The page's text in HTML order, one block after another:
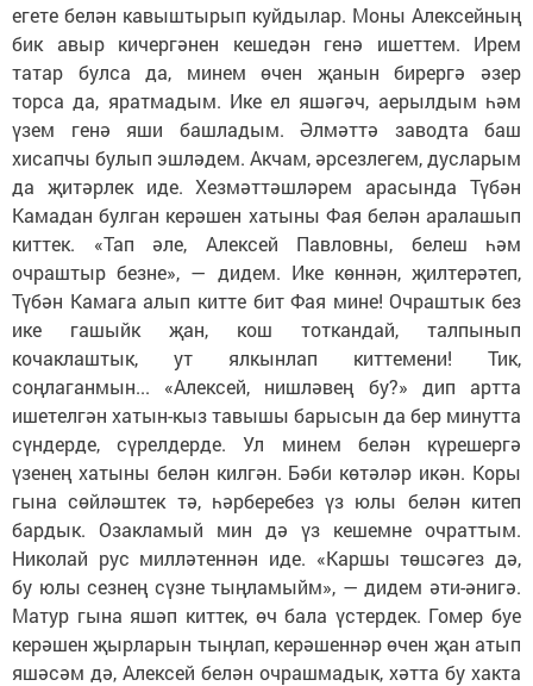
егете белән кавыштырып куйдылар. Моны Алексейның
бик авыр кичергәнен кешедән генә ишеттем. Ирем
татар булса да, минем өчен җанын бирергә әзер
торса да, яратмадым. Ике ел яшәгәч, аерылдым һәм
үзем генә яши башладым. Әлмәттә заводта баш
хисапчы булып эшләдем. Акчам, әрсезлегем, дусларым
да җитәрлек иде. Хезмәттәшләрем арасында Түбән
Камадан булган керәшен хатыны Фая белән аралашып
киттек. «Тап әле, Алексей Павловны, белеш һәм
очраштыр безне», — дидем. Ике көннән, җилтерәтеп,
Түбән Камага алып китте бит Фая мине! Очраштык без
ике гашыйк җан, кош тоткандай, талпынып
кочаклаштык, ут ялкынлап киттемени! Тик,
соңлаганмын... «Алексей, нишләвең бу?» дип артта
ишетелгән хатын-кыз тавышы барысын да бер минутта
сүндерде, сүрелдерде. Ул минем белән күрешергә
үзенең хатыны белән килгән. Бәби көтәләр икән. Коры
гына сөйләштек тә, һәрберебез үз юлы белән китеп
бардык. Озакламый мин дә үз кешемне очраттым.
Николай рус милләтеннән иде. «Каршы төшсәгез дә,
бу юлы сезнең сүзне тыңламыйм», — дидем әти-әнигә.
Матур гына яшәп киттек, өч бала үстердек. Гомер буе
керәшен җырларын тыңлап, керәшеннәр өчен җан атып
яшәсәм дә, Алексей белән очрашмадык, хәтта бу хакта